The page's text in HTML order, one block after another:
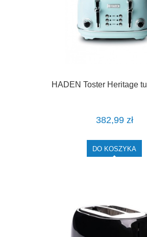
HADEN Toster Heritage
382,99 zł
DO KOSZYKA